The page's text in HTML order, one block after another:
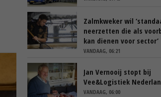
Zalmkweker wil
neerzetten die als
kan dienen voor sector’
VANDAAG, 06:21
Jan Vernooij stopt bij
Vee&Logistiek
VANDAAG, 06:00